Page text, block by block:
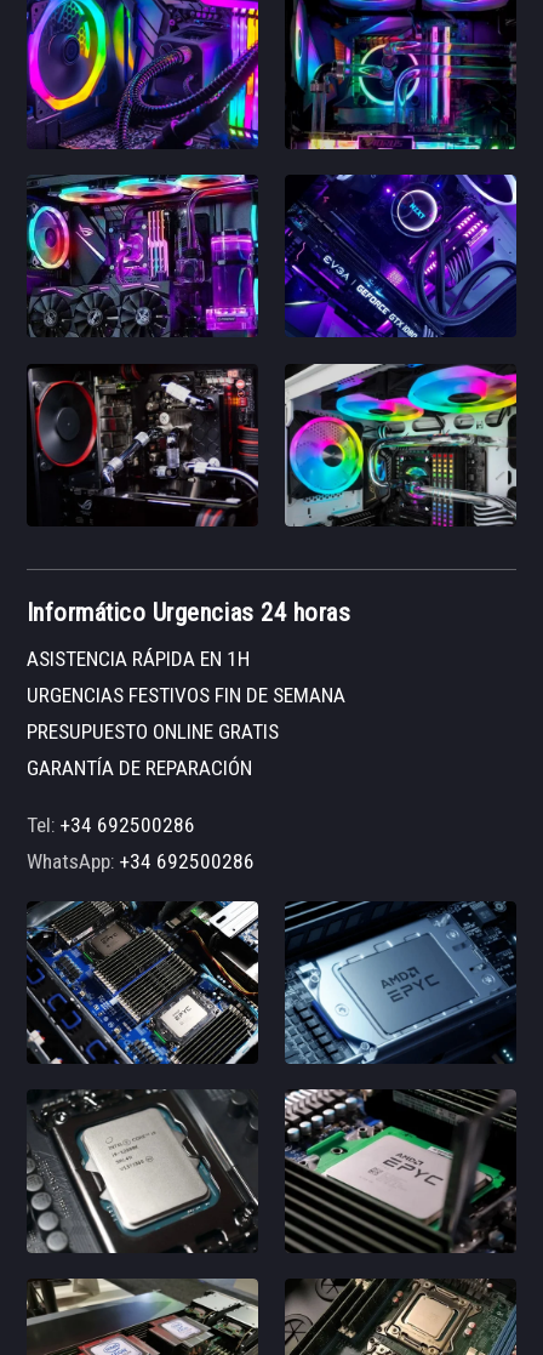
Informático Urgencias 24 horas
ASISTENCIA RÁPIDA EN 1H
URGENCIAS FESTIVOS FIN DE SEMANA
PRESUPUESTO ONLINE GRATIS
GARANTÍA DE REPARACIÓN
Tel:+34 692500286
WhatsApp:+34 692500286